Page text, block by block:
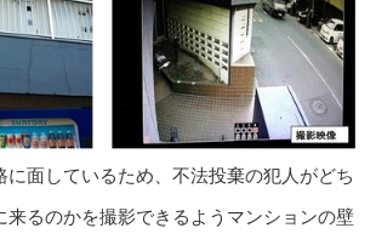
に面しているため、不法投棄の犯人がどち
来るのかを撮影できるようマンションの壁